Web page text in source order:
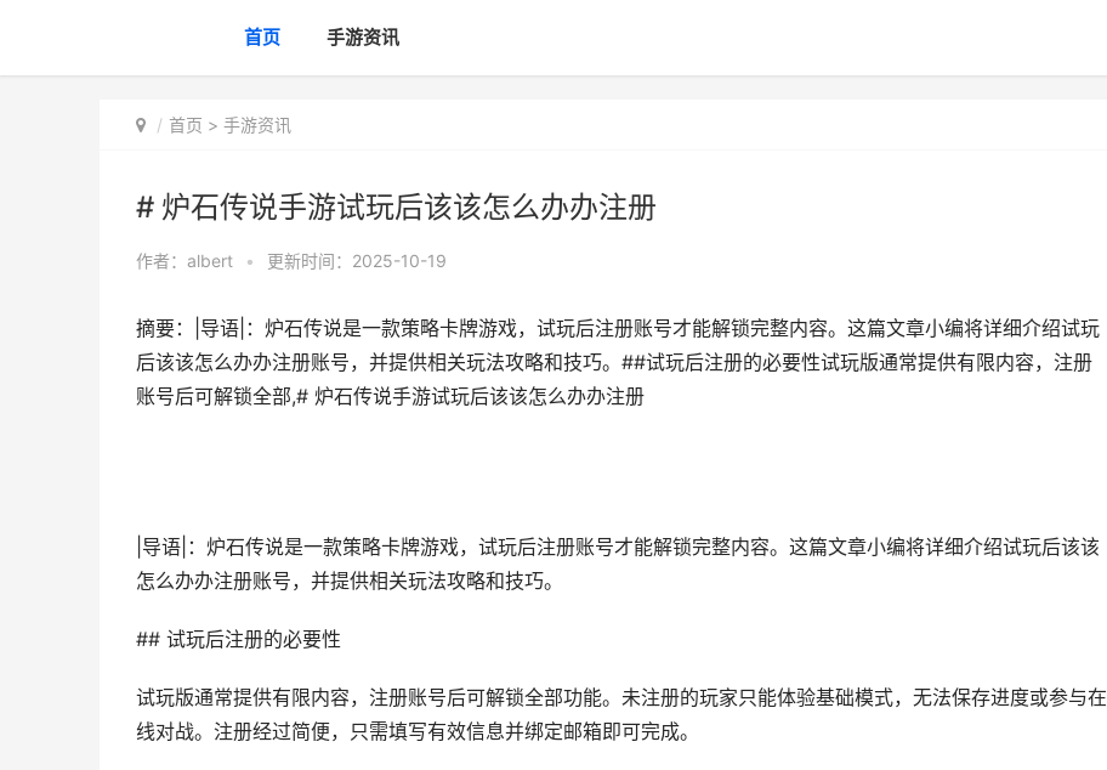
首页 手游资讯
首页 > 手游资讯
# 炉石传说手游试玩后该该怎么办办注册
作者： albert • 更新时间：2025-10-19
摘要：|导语|：炉石传说是一款策略卡牌游戏，试玩后注册账号才能解锁完整内容。这篇文章小编将详细介绍试玩
后该该怎么办办注册账号，并提供相关玩法攻略和技巧。##试玩后注册的必要性试玩版通常提供有限内容，注册
账号后可解锁全部,# 炉石传说手游试玩后该该怎么办办注册
|导语|：炉石传说是一款策略卡牌游戏，试玩后注册账号才能解锁完整内容。这篇文章小编将详细介绍试玩后该该
怎么办办注册账号，并提供相关玩法攻略和技巧。
## 试玩后注册的必要性
试玩版通常提供有限内容，注册账号后可解锁全部功能。未注册的玩家只能体验基础模式，无法保存进度或参与在
线对战。注册经过简便，只需填写有效信息并绑定邮箱即可完成。